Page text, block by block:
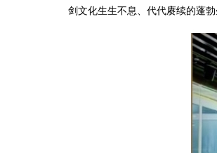
剑文化生生不息、代代赓续的蓬勃